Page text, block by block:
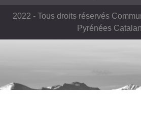
2022 - Tous droits réservés
Pyrénées